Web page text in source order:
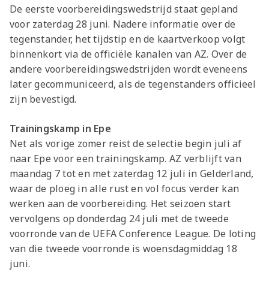
De eerste voorbereidingswedstrijd staat gepland
voor zaterdag 28 juni. Nadere informatie over de
tegenstander, het tijdstip en de kaartverkoop volgt
binnenkort via de officiële kanalen van AZ. Over de
andere voorbereidingswedstrijden wordt eveneens
later gecommuniceerd, als de tegenstanders officieel
zijn bevestigd.
Trainingskamp in Epe
Net als vorige zomer reist de selectie begin juli af
naar Epe voor een trainingskamp. AZ verblijft van
maandag 7 tot en met zaterdag 12 juli in Gelderland,
waar de ploeg in alle rust en vol focus verder kan
werken aan de voorbereiding. Het seizoen start
vervolgens op donderdag 24 juli met de tweede
voorronde van de UEFA Conference League. De loting
van die tweede voorronde is woensdagmiddag 18
juni.